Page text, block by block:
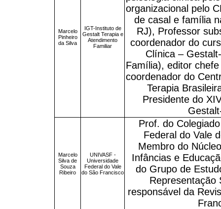
Marcelo
Pinheiro
da Silva
IGT-Instituto de
Gestalt Terapia e
Atendimento
Familiar
organizacional pelo
de casal e família
RJ), Professor
coordenador do
Clínica –
Família), editor
coordenador do
Terapia
Presidente do
Marcelo
Silva de
Souza
Ribeiro
UNIVASF -
Universidade
Federal do Vale
do São Francisco
Prof. do
Federal do Vale
Membro do
Infâncias e
do Grupo de
Representação
responsável da